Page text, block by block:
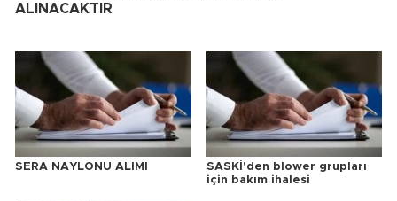
ALINACAKTIR
SERA NAYLONU ALIMI
SASKİ'den blower grupları
için bakım ihalesi